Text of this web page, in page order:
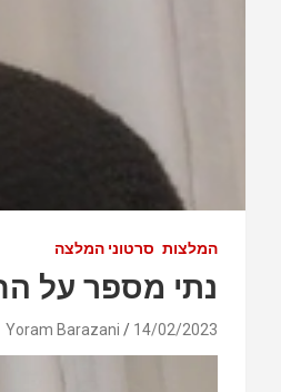
המלצות סרטוני המלצה
נתי מספר על
14/02/2023
Yoram Barazani